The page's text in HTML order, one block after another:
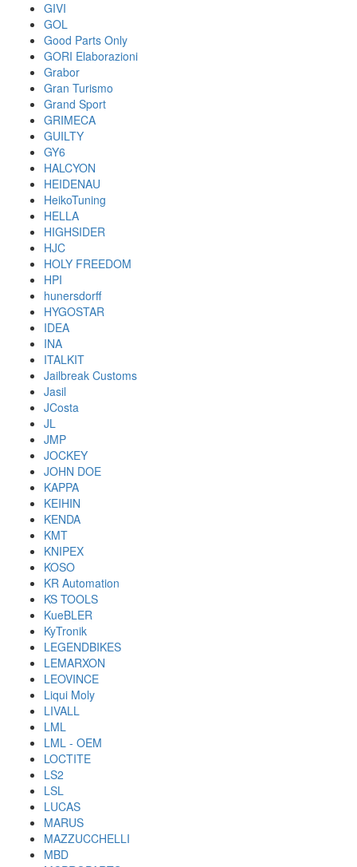
GIVI
GOL
Good Parts Only
GORI Elaborazioni
Grabor
Gran Turismo
Grand Sport
GRIMECA
GUILTY
GY6
HALCYON
HEIDENAU
HeikoTuning
HELLA
HIGHSIDER
HJC
HOLY FREEDOM
HPI
hunersdorff
HYGOSTAR
IDEA
INA
ITALKIT
Jailbreak Customs
Jasil
JCosta
JL
JMP
JOCKEY
JOHN DOE
KAPPA
KEIHIN
KENDA
KMT
KNIPEX
KOSO
KR Automation
KS TOOLS
KueBLER
KyTronik
LEGENDBIKES
LEMARXON
LEOVINCE
Liqui Moly
LIVALL
LML
LML - OEM
LOCTITE
LS2
LSL
LUCAS
MARUS
MAZZUCCHELLI
MBD